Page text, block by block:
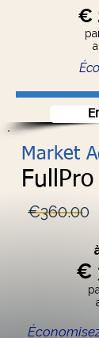
€
Market
FullPro
€360.00
€